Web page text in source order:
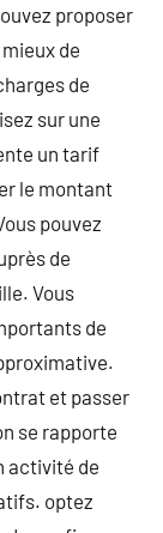
proposer
de
de
sur une
un tarif
le montant
pouvez
de
Vous
de
et passer
se rapporte
activité de
optez